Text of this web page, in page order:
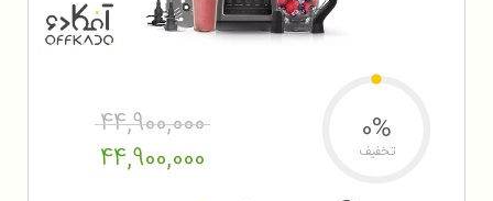
44,900,000
44,900,000
0%
تخفیف